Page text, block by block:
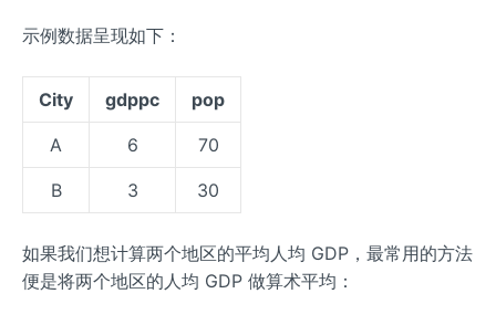
\ti
me
示例数据呈现如下：
City gdppc pop
A 6 70
B 3 30
如果我们想计算两个地区的平均人均 GDP，最常用的方法
便是将两个地区的人均 GDP 做算术平均：